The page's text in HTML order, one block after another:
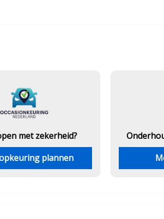
met zekerheid?
plannen